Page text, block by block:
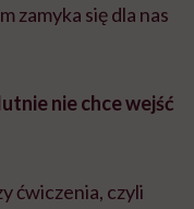
zamyka się dla nas
nie chce wejść
ćwiczenia, czyli